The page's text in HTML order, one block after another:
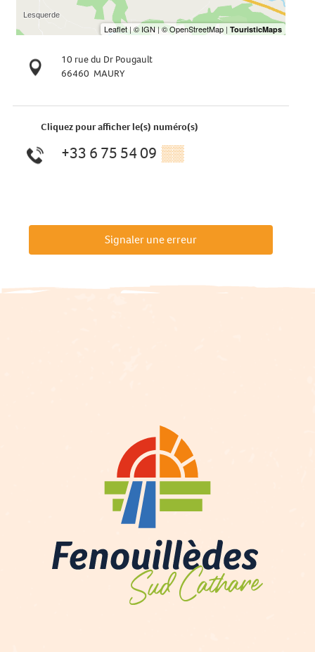
10 rue du Dr Pougault
66460 MAURY
Cliquez pour afficher le(s) numéro(s)
+33 6 75 54 09 ▒▒
Signaler une erreur